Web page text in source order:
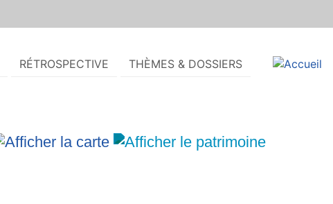
RÉTROSPECTIVE THÈMES & DOSSIERS